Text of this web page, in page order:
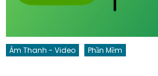
Âm Thanh - Video Phần Mềm